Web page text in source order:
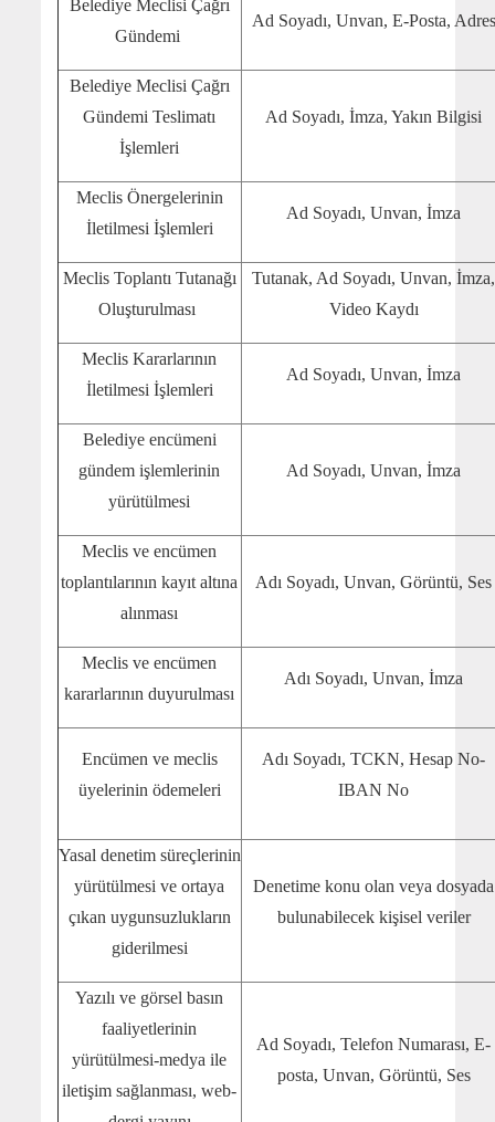
Belediye Meclisi Çağrı
Gündemi
Ad Soyadı, Unvan, E-Posta, Adres
Belediye Meclisi Çağrı
Gündemi Teslimatı
İşlemleri
Ad Soyadı, İmza, Yakın Bilgisi
Meclis Önergelerinin
İletilmesi İşlemleri
Ad Soyadı, Unvan, İmza
Meclis Toplantı Tutanağı
Oluşturulması
Tutanak, Ad Soyadı, Unvan, İmza,
Video Kaydı
Meclis Kararlarının
İletilmesi İşlemleri
Ad Soyadı, Unvan, İmza
Belediye encümeni
gündem işlemlerinin
yürütülmesi
Ad Soyadı, Unvan, İmza
Meclis ve encümen
toplantılarının kayıt altına
alınması
Adı Soyadı, Unvan, Görüntü, Ses
Meclis ve encümen
kararlarının duyurulması
Adı Soyadı, Unvan, İmza
Encümen ve meclis
üyelerinin ödemeleri
Adı Soyadı, TCKN, Hesap No-
IBAN No
Yasal denetim süreçlerinin
yürütülmesi ve ortaya
çıkan uygunsuzlukların
giderilmesi
Denetime konu olan veya dosyada
bulunabilecek kişisel veriler
Yazılı ve görsel basın
faaliyetlerinin
yürütülmesi-medya ile
iletişim sağlanması, web-
Ad Soyadı, Telefon Numarası, E-
posta, Unvan, Görüntü, Ses